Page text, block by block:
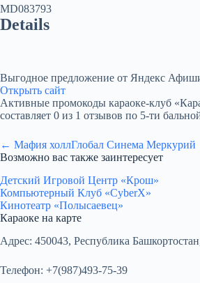
MD083793
Details
Выгодное предложение от Яндекс
Открыть сайт
Активные промокоды караоке-клуб
составляет 0 из 1 отзывов по 5-ти
← Мафия холлГлобал Синема
Возможно вас также заинтересует
Детский Игровой Центр «Крош»
Компьютерный Клуб «CyberX»
Кинотеатр «Полысаевец»
Караоке на карте
Адрес: 450043, Республика
Телефон: +7(987)493-75-39